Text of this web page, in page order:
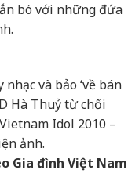
bó với những đứa
và bảo ‘về bán
Hà Thuỷ từ chối
Idol 2010 –
ảnh.
Gia đình Việt Nam